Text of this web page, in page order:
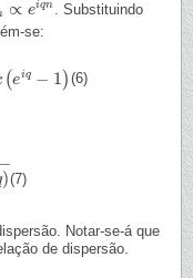
∝ eiqn
∝eiqn
. Substituindo
se:
(eiq − 1) (6)
)(7)
Notar-se-á que
de dispersão.